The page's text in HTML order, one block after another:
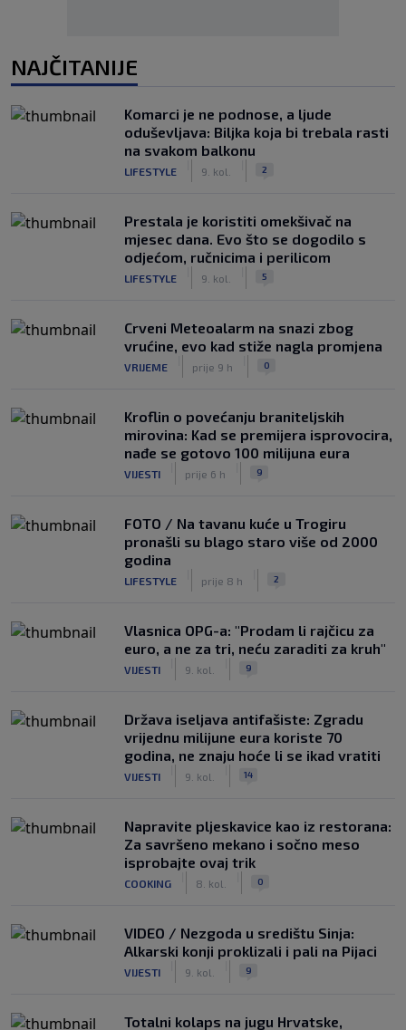
NAJČITANIJE
Komarci je ne podnose, a ljude
oduševljava: Biljka koja bi trebala rasti
na svakom balkonu
LIFESTYLE 9. kol. 2
Prestala je koristiti omekšivač na
mjesec dana. Evo što se dogodilo s
odjećom, ručnicima i perilicom
LIFESTYLE 9. kol. 5
Crveni Meteoalarm na snazi zbog
vrućine, evo kad stiže nagla promjena
VRIJEME prije 9 h 0
Kroflin o povećanju braniteljskih
mirovina: Kad se premijera isprovocira,
nađe se gotovo 100 milijuna eura
VIJESTI prije 6 h 9
FOTO / Na tavanu kuće u Trogiru
pronašli su blago staro više od 2000
godina
LIFESTYLE prije 8 h 2
Vlasnica OPG-a: "Prodam li rajčicu za
euro, a ne za tri, neću zaraditi za kruh"
VIJESTI 9. kol. 9
Država iseljava antifašiste: Zgradu
vrijednu milijune eura koriste 70
godina, ne znaju hoće li se ikad vratiti
VIJESTI 9. kol. 14
Napravite pljeskavice kao iz restorana:
Za savršeno mekano i sočno meso
isprobajte ovaj trik
COOKING 8. kol. 0
VIDEO / Nezgoda u središtu Sinja:
Alkarski konji proklizali i pali na Pijaci
VIJESTI 9. kol. 9
Totalni kolaps na jugu Hrvatske,